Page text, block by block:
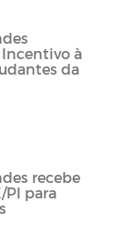
à
da
recebe
PI para